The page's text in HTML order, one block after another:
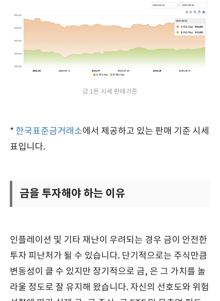
금 1돈 시세 판매기준
* 한국표준금거래소에서 제공하고 있는 판매 기준 시세
표입니다.
금을 투자해야 하는 이유
인플레이션 및 기타 재난이 우려되는 경우 금이 안전한
투자 피난처가 될 수 있습니다. 단기적으로는 주식만큼
변동성이 클 수 있지만 장기적으로 금, 은 그 가치를 놀
라울 정도로 잘 유지해 왔습니다. 자신의 선호도와 위험